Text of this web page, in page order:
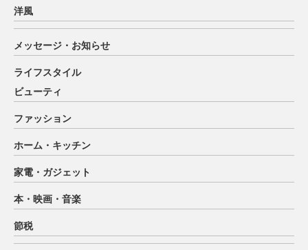
洋風
メッセージ・お知らせ
ライフスタイル
ビューティ
ファッション
ホーム・キッチン
家電・ガジェット
本・映画・音楽
節税